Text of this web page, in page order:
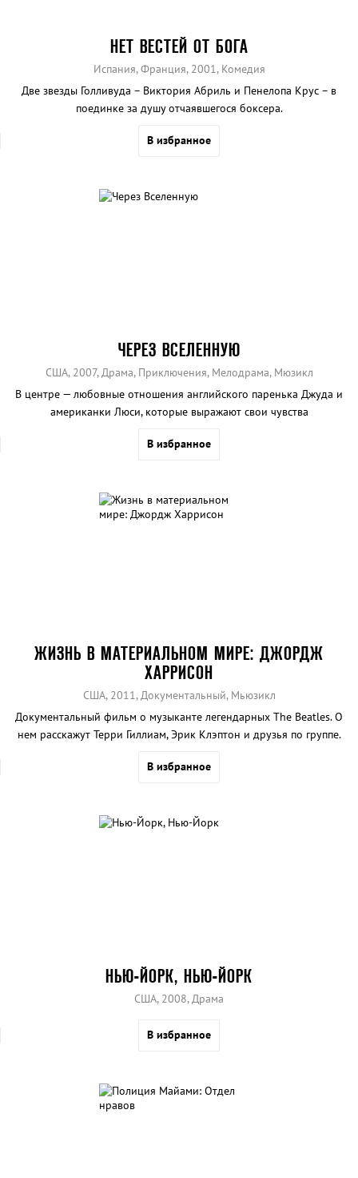
НЕТ ВЕСТЕЙ ОТ БОГА
Испания, Франция, 2001, Комедия
Две звезды Голливуда – Виктория Абриль и Пенелопа Крус – в
поединке за душу отчаявшегося боксера.
В избранное
ЧЕРЕЗ ВСЕЛЕННУЮ
США, 2007, Драма, Приключения, Мелодрама, Мюзикл
В центре — любовные отношения английского паренька Джуда и
американки Люси, которые выражают свои чувства
В избранное
ЖИЗНЬ В МАТЕРИАЛЬНОМ МИРЕ: ДЖОРДЖ
ХАРРИСОН
США, 2011, Документальный, Мьюзикл
Документальный фильм о музыканте легендарных The Beatles. О
нем расскажут Терри Гиллиам, Эрик Клэптон и друзья по группе.
В избранное
НЬЮ-ЙОРК, НЬЮ-ЙОРК
США, 2008, Драма
В избранное